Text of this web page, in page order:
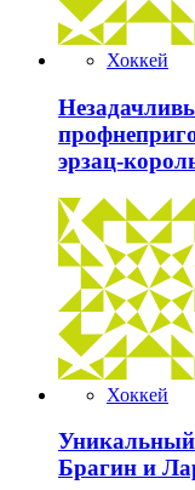
Хоккей
эрзац-
Хоккей
Брагин и